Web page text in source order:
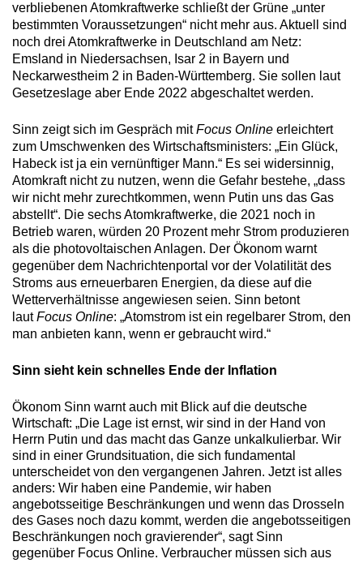
verbliebenen Atomkraftwerke schließt der Grüne „unter
bestimmten Voraussetzungen“ nicht mehr aus. Aktuell sind
noch drei Atomkraftwerke in Deutschland am Netz:
Emsland in Niedersachsen, Isar 2 in Bayern und
Neckarwestheim 2 in Baden-Württemberg. Sie sollen laut
Gesetzeslage aber Ende 2022 abgeschaltet werden.
Sinn zeigt sich im Gespräch mitFocus Online erleichtert
zum Umschwenken des Wirtschaftsministers: „Ein Glück,
Habeck ist ja ein vernünftiger Mann.“ Es sei widersinnig,
Atomkraft nicht zu nutzen, wenn die Gefahr bestehe, „dass
wir nicht mehr zurechtkommen, wenn Putin uns das Gas
abstellt“. Die sechs Atomkraftwerke, die 2021 noch in
Betrieb waren, würden 20 Prozent mehr Strom produzieren
als die photovoltaischen Anlagen. Der Ökonom warnt
gegenüber dem Nachrichtenportal vor der Volatilität des
Stroms aus erneuerbaren Energien, da diese auf die
Wetterverhältnisse angewiesen seien. Sinn betont
lautFocus Online: „Atomstrom ist ein regelbarer Strom, den
man anbieten kann, wenn er gebraucht wird.“
Sinn sieht kein schnelles Ende der Inflation
Ökonom Sinn warnt auch mit Blick auf die deutsche
Wirtschaft: „Die Lage ist ernst, wir sind in der Hand von
Herrn Putin und das macht das Ganze unkalkulierbar. Wir
sind in einer Grundsituation, die sich fundamental
unterscheidet von den vergangenen Jahren. Jetzt ist alles
anders: Wir haben eine Pandemie, wir haben
angebotsseitige Beschränkungen und wenn das Drosseln
des Gases noch dazu kommt, werden die angebotsseitigen
Beschränkungen noch gravierender“, sagt Sinn
gegenüber Focus Online. Verbraucher müssen sich aus